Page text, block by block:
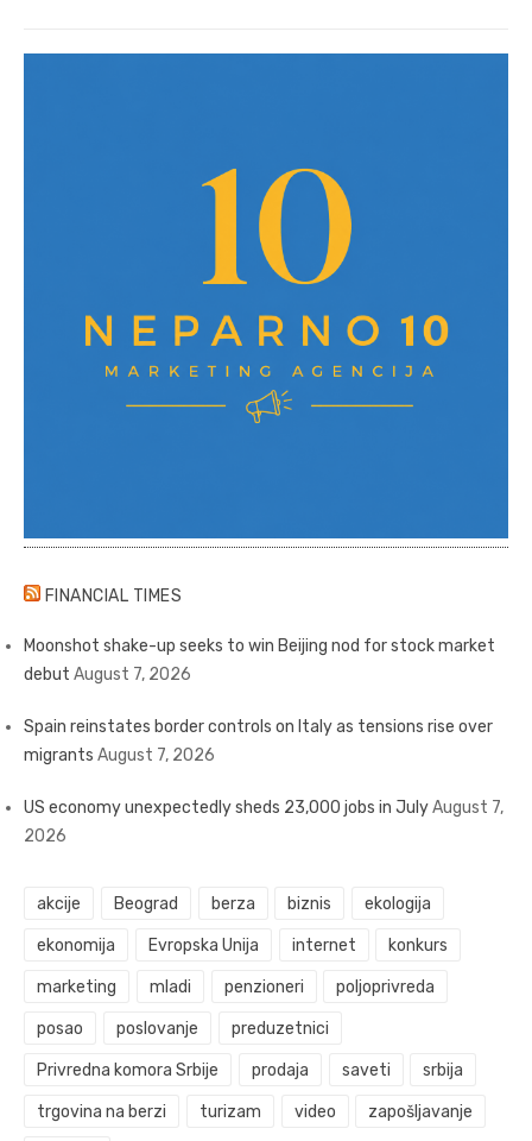
FINANCIAL TIMES
Moonshot shake-up seeks to win Beijing nod for stock market
debut August 7, 2026
Spain reinstates border controls on Italy as tensions rise over
migrants August 7, 2026
US economy unexpectedly sheds 23,000 jobs in JulyAugust 7,
2026
akcije Beograd berza biznis ekologija
ekonomija Evropska Unija internet konkurs
marketing mladi penzioneri poljoprivreda
posao poslovanje preduzetnici
Privredna komora Srbije prodaja saveti srbija
trgovina na berzi turizam video zapošljavanje